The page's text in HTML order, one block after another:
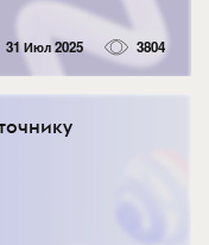
31 Июл 2025 3804